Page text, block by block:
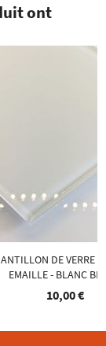
ont
DE VERRE
EMAILLE - BLANC
10,00 €